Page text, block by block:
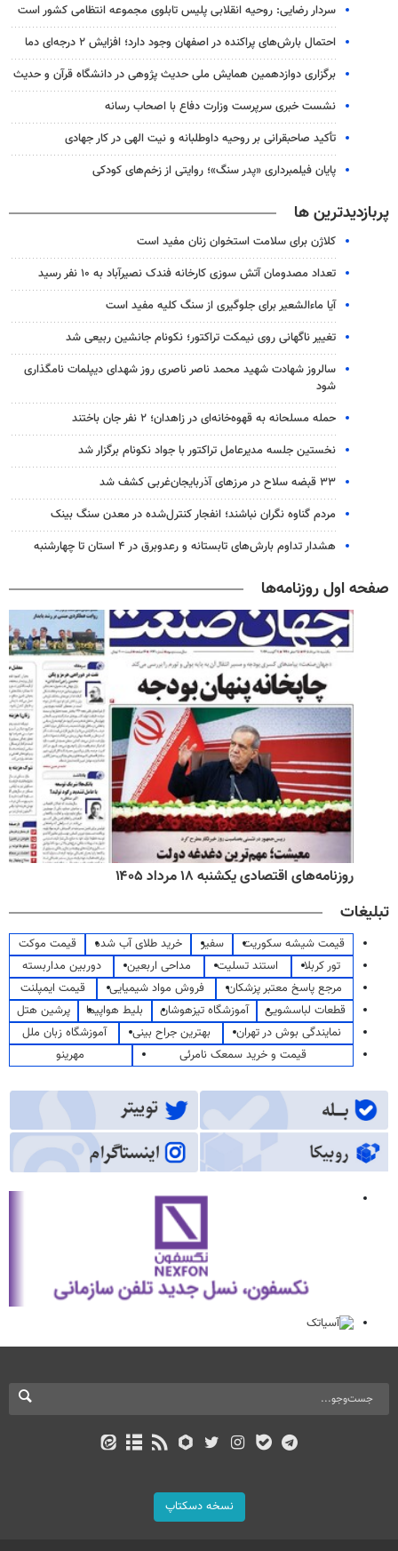
سردار رضایی: روحیه انقلابی پلیس تابلوی مجموعه انتظامی کشور است
احتمال بارش‌های پراکنده در اصفهان وجود دارد؛ افزایش ۲ درجه‌ای دما
برگزاری دوازدهمین همایش ملی حدیث پژوهی در دانشگاه قرآن و حدیث
نشست خبری سرپرست وزارت دفاع با اصحاب رسانه
تأکید صاحبقرانی بر روحیه داوطلبانه و نیت الهی در کار جهادی
پایان فیلمبرداری «پدر سنگ»؛ روایتی از زخم‌های کودکی
پربازدیدترین ها
کلاژن برای سلامت استخوان زنان مفید است
تعداد مصدومان آتش سوزی کارخانه فندک نصیرآباد به ۱۰ نفر رسید
آیا ماءالشعیر برای جلوگیری از سنگ کلیه مفید است
تغییر ناگهانی روی نیمکت تراکتور؛ نکونام جانشین ربیعی شد
سالروز شهادت شهید محمد ناصر ناصری روز شهدای دیپلمات نامگذاری
شود
حمله مسلحانه به قهوه‌خانه‌ای در زاهدان؛ ۲ نفر جان باختند
نخستین جلسه مدیرعامل تراکتور با جواد نکونام برگزار شد
۳۳ قبضه سلاح در مرزهای آذربایجان‌غربی کشف شد
مردم گناوه نگران نباشند؛ انفجار کنترل‌شده در معدن سنگ بینک
هشدار تداوم بارش‌های تابستانه و رعدوبرق در ۴ استان تا چهارشنبه
صفحه اول روزنامه‌ها
روزنامه‌های اقتصادی یکشنبه ۱۸ مرداد ۱۴۰۵
تبلیغات
قیمت شیشه سکوریت سفیر خرید طلای آب شده
قیمت موکت
تور کربلا
استند تسلیت مداحی اربعین
دوربین مداربسته
مرجع پاسخ معتبر پزشکان
فروش مواد شیمیایی
قیمت ایمپلنت
قطعات لباسشویی
آموزشگاه تیزهوشان بلیط هواپیما
پرشین هتل
نمایندگی بوش در تهران
بهترین جراح بینی
آموزشگاه زبان ملل
قیمت و خرید سمعک نامرئی
مهرینو
نسخه دسکتاپ